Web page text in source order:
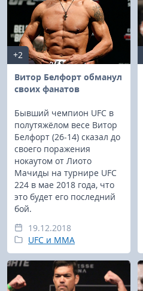
+2
Витор Белфорт обманул
своих фанатов
Бывший чемпион UFC в
полутяжёлом весе Витор
Белфорт (26-14) сказал до
своего поражения
нокаутом от Лиото
Мачиды на турнире UFC
224 в мае 2018 года, что
это будет его последний
бой.
19.12.2018
UFC и MMA